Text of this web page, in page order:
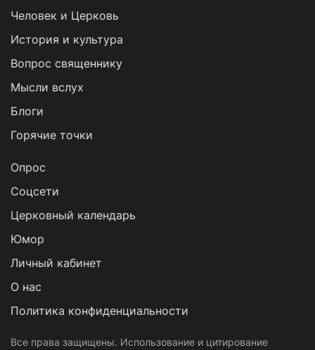
Человек и Церковь
История и культура
Вопрос священнику
Мысли вслух
Блоги
Горячие точки
Опрос
Cоцсети
Церковный календарь
Юмор
Личный кабинет
О нас
Политика конфиденциальности
Все права защищены. Использование и цитирование